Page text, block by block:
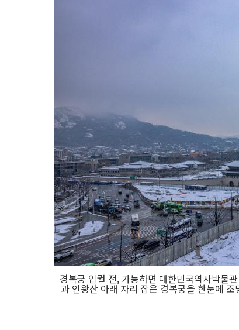
경복궁 입궐 전, 가능하면 대한민국역사박물
과 인왕산 아래 자리 잡은 경복궁을 한눈에